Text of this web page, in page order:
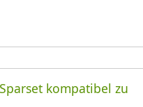
kompatibel zu